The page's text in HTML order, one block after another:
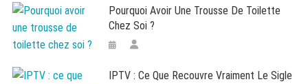
Pourquoi Avoir Une Trousse De Toilette
Chez Soi ?
IPTV : Ce Que Recouvre Vraiment Le Sigle